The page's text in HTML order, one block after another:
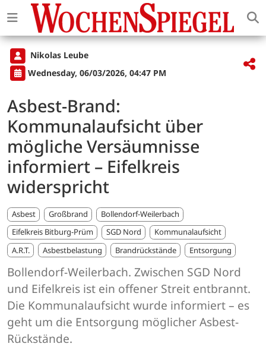
Nikolas Leube
Wednesday, 06/03/2026, 04:47 PM
Asbest-Brand:
Kommunalaufsicht über
mögliche Versäumnisse
informiert – Eifelkreis
widerspricht
Asbest Großbrand
Bollendorf-Weilerbach
Eifelkreis Bitburg-Prüm
SGD Nord
Kommunalaufsicht
A.R.T.
Asbestbelastung Brandrückstände Entsorgung
Bollendorf-Weilerbach. Zwischen SGD Nord
und Eifelkreis ist ein offener Streit entbrannt.
Die Kommunalaufsicht wurde informiert – es
geht um die Entsorgung möglicher Asbest-
Rückstände.